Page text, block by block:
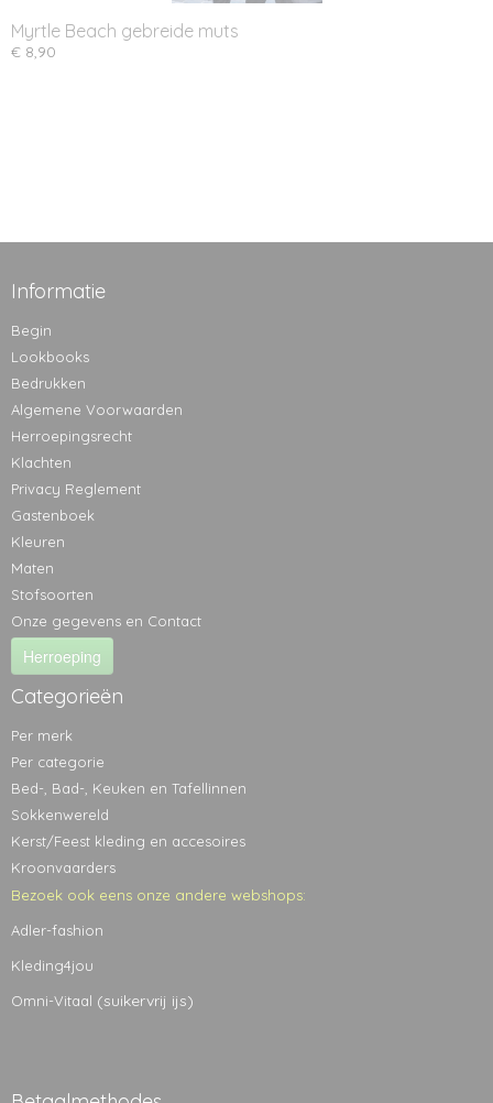
Myrtle Beach gebreide muts
€ 8,90
Informatie
Begin
Lookbooks
Bedrukken
Algemene Voorwaarden
Herroepingsrecht
Klachten
Privacy Reglement
Gastenboek
Kleuren
Maten
Stofsoorten
Onze gegevens en Contact
Herroeping
Categorieën
Per merk
Per categorie
Bed-, Bad-, Keuken en Tafellinnen
Sokkenwereld
Kerst/Feest kleding en accesoires
Kroonvaarders
Bezoek ook eens onze andere webshops:
Adler-fashion
Kleding4jou
Omni-Vitaal (suikervrij ijs)